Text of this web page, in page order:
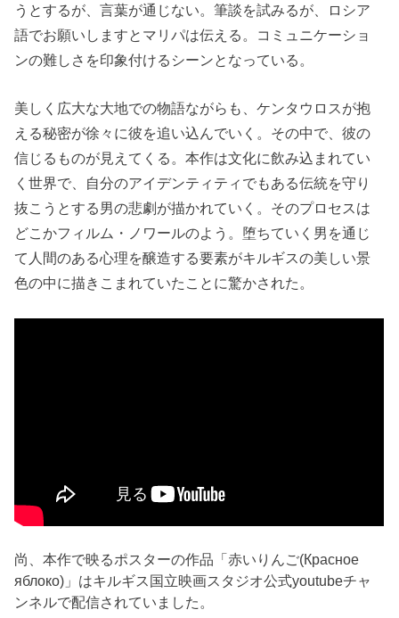
うとするが、言葉が通じない。筆談を試みるが、ロシア
語でお願いしますとマリパは伝える。コミュニケーショ
ンの難しさを印象付けるシーンとなっている。
美しく広大な大地での物語ながらも、ケンタウロスが抱
える秘密が徐々に彼を追い込んでいく。その中で、彼の
信じるものが見えてくる。本作は文化に飲み込まれてい
く世界で、自分のアイデンティティでもある伝統を守り
抜こうとする男の悲劇が描かれていく。そのプロセスは
どこかフィルム・ノワールのよう。堕ちていく男を通じ
て人間のある心理を醸造する要素がキルギスの美しい景
色の中に描きこまれていたことに驚かされた。
尚、本作で映るポスターの作品「赤いりんご(Красное
яблоко)」はキルギス国立映画スタジオ公式youtubeチャ
ンネルで配信されていました。